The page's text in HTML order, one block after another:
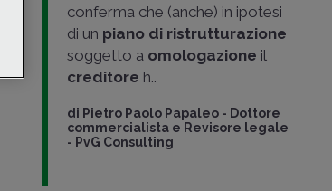
conferma che (anche) in ipotesi
di un piano di ristrutturazione
soggetto a omologazione il
creditore h..
di Pietro Paolo Papaleo - Dottore
commercialista e Revisore legale
- PvG Consulting